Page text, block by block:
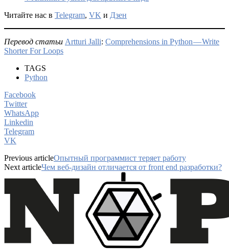
Читайте нас в Telegram, VK и Дзен
Перевод статьи Artturi Jalli: Comprehensions in Python — Write
Shorter For Loops
TAGS
Python
Facebook
Twitter
WhatsApp
Linkedin
Telegram
VK
Previous articleОпытный программист теряет работу
Next articleЧем веб-дизайн отличается от front end разработки?